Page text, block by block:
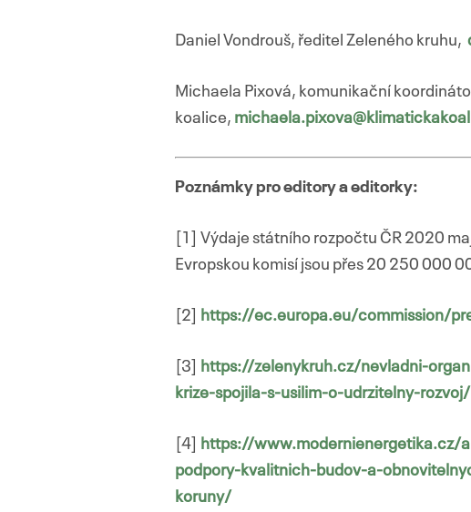
Daniel Vondrouš, ředitel Zeleného kruhu,
Michaela Pixová, komunikační
koalice,
Poznámky pro editory a editorky:
[1] Výdaje státního rozpočtu ČR 2020
Evropskou komisí jsou přes 20 250 000
[2] https://ec.europa.eu/commission/
[3]
https://zelenykruh.cz/nevladni-
krize-spojila-s-usilim-o-udrzitelny-rozvoj/
[4]
https://www.modernienergetika.cz/
podpory-kvalitnich-budov-a-
koruny/